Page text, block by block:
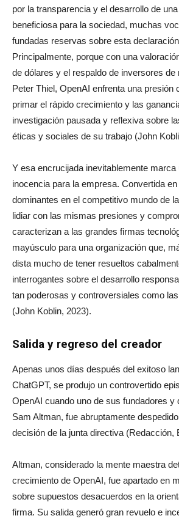
por la transparencia y el desarrollo de
beneficiosa para la sociedad, muchas
fundadas reservas sobre esta
Principalmente, porque con una
de dólares y el respaldo de inversores
Peter Thiel, OpenAI enfrenta una presión
primar el rápido crecimiento y las
investigación pausada y reflexiva sobre
éticas y sociales de su trabajo (John
Y esa encrucijada inevitablemente marca
inocencia para la empresa. Convertida
dominantes en el competitivo mundo de
lidiar con las mismas presiones y
caracterizan a las grandes firmas
mayúsculo para una organización que,
dista mucho de tener resueltos
interrogantes sobre el desarrollo
tan poderosas y controversiales como
(John Koblin, 2023).
Salida y regreso del creador
Apenas unos días después del exitoso
ChatGPT, se produjo un controvertido
OpenAI cuando uno de sus fundadores y
Sam Altman, fue abruptamente
decisión de la junta directiva (Redacción,
Altman, considerado la mente maestra
crecimiento de OpenAI, fue apartado en
sobre supuestos desacuerdos en la
firma. Su salida generó gran revuelo e